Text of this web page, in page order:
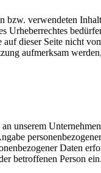
bzw. verwendeten
Urheberrechtes
dieser Seite nicht
aufmerksam
unserem
Daten
betroffenen Person ein.